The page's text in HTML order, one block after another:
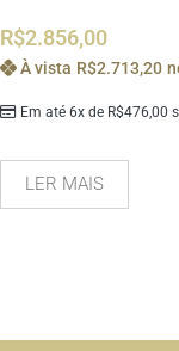
R$2.856,00
Em até 6x de R$476,00
À vista R$2.713,20
LER MAIS